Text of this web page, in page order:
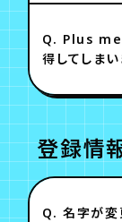
Q. Plus
得してしま
登録情
Q. 名字が変